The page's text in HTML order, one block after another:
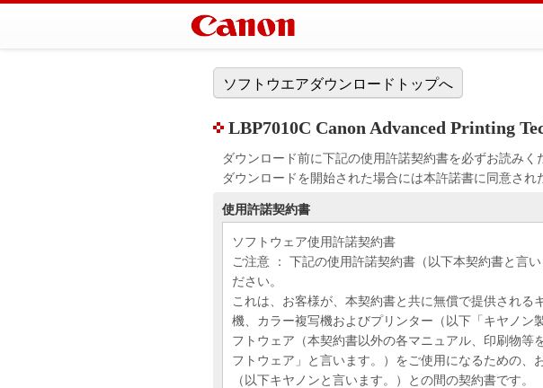
ソフトウエアダウンロードトップへ
LBP7010C Canon Advanced Printing
ダウンロード前に下記の使用許諾契約書を必ずお読みく
ダウンロードを開始された場合には本許諾書に同意され
使用許諾契約書
ソフトウェア使用許諾契約書
ご注意 ： 下記の使用許諾契約書（以下本契約書と言
ださい。
これは、お客様が、本契約書と共に無償で提供される
機、カラー複写機およびプリンター（以下「キヤノン
フトウェア（本契約書以外の各マニュアル、印刷物等
フトウェア」と言います。）をご使用になるための、
（以下キヤノンと言います。）との間の契約書です。